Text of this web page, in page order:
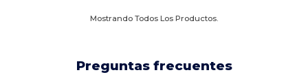
Mostrando Todos Los Productos.
Preguntas frecuentes